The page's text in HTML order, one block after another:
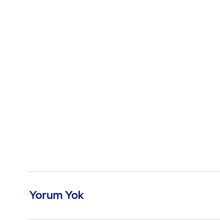
Yorum Yok